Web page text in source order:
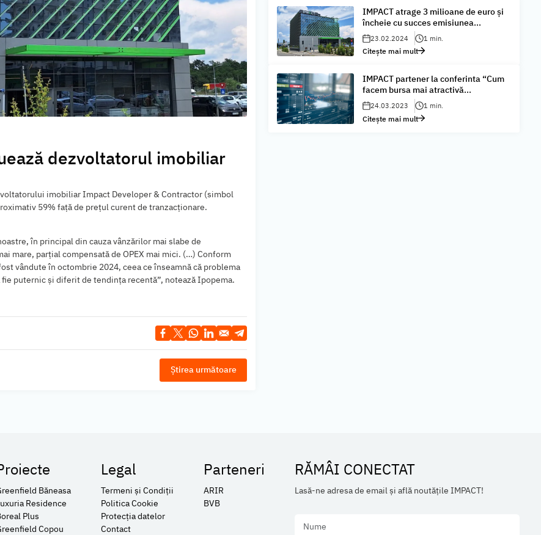
dezvoltatorul imobiliar
imobiliar Impact Developer & Contractor (simbol
59% faţă de preţul curent de tranzacţionare.
în principal din cauza vânzărilor mai slabe de
mare, parţial compensată de OPEX mai mici. (…) Conform
vândute în octombrie 2024, ceea ce înseamnă că problema
puternic şi diferit de tendinţa recentă”, notează Ipopema.
Știrea următoare
IMPACT atrage 3 milioane de euro și
încheie cu succes emisiunea...
23.02.2024 1 min.
Citește mai mult
IMPACT partener la conferinta “Cum
facem bursa mai atractivă...
24.03.2023 1 min.
Citește mai mult
Băneasa
Residence
Plus
Copou
Legal
Termeni și Condiții
Politica Cookie
Protecția datelor
Contact
Parteneri
ARIR
BVB
RĂMÂI CONECTAT
Lasă-ne adresa de email și află noutățile IMPACT!